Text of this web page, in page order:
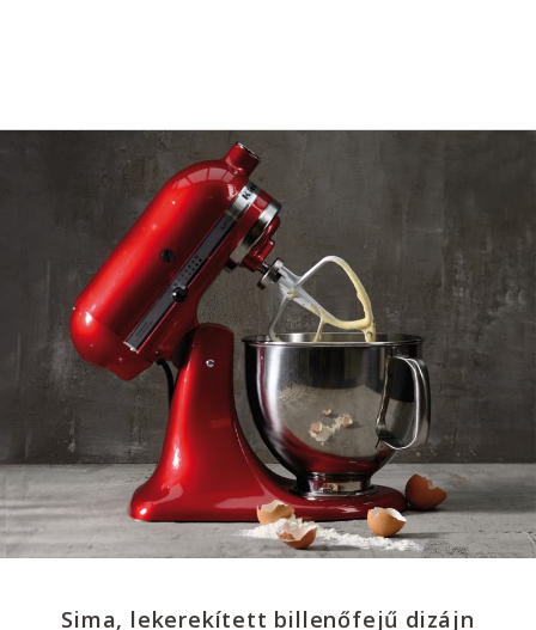
Sima, lekerekített billenőfejű dizájn